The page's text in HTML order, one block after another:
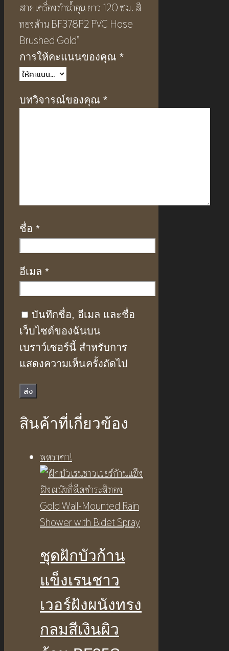
สายเครื่องทำน้ำอุ่น ยาว 120 ซม. สี
ทองด้าน BF378P2 PVC Hose
Brushed Gold”
การให้คะแนนของคุณ *
บทวิจารณ์ของคุณ *
ชื่อ *
อีเมล *
บันทึกชื่อ, อีเมล และชื่อ
เว็บไซต์ของฉันบน
เบราว์เซอร์นี้ สำหรับการ
แสดงความเห็นครั้งถัดไป
สินค้าที่เกี่ยวข้อง
ลดราคา!
ชุดฝักบัวก้าน
แข็งเรนชาว
เวอร์ฝังผนังทรง
กลมสีเงินผิว